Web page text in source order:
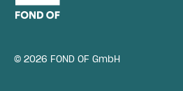
© 2026 FOND OF GmbH